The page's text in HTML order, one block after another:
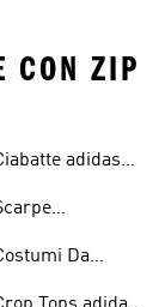
CON ZIP
adidas
Da